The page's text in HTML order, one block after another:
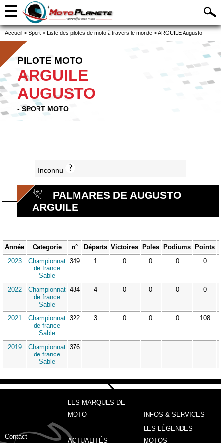
Accueil > Sport > Liste des pilotes de moto à travers le monde >ARGUILE Augusto
PILOTE MOTO
ARGUILE
AUGUSTO
- SPORT MOTO
Inconnu
PALMARES DE AUGUSTO
ARGUILE
Année Categorie n° Départs Victoires Poles Podiums Points
2023
Championnat
de france
Sable
349 1 0 0 0 0
2022
Championnat
de france
Sable
484 4 0 0 0 0
2021
Championnat
de france
Sable
322 3 0 0 0 108
2019
Championnat
de france
Sable
376
Contact
LES MARQUES DE
MOTO
INFOS & SERVICES
ACTUALITÉS
LES LÉGENDES
MOTOS